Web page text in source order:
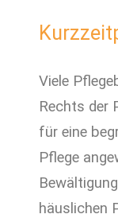
Viele
Rechts der
für eine
Pflege
häuslichen